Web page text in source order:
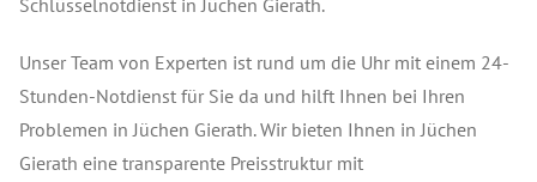
Schlüsselnotdienst in Jüchen Gierath.
Unser Team von Experten ist rund um die Uhr mit einem 24-
Stunden-Notdienst für Sie da und hilft Ihnen bei Ihren
Problemen in Jüchen Gierath. Wir bieten Ihnen in Jüchen
Gierath eine transparente Preisstruktur mit